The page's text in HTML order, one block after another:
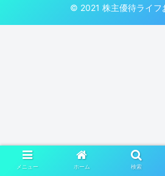
© 2021 株主優待ライフ
メニュー ホーム 検索